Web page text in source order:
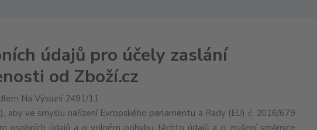
údajů pro účely zaslání
od Zboží.cz
Na Výsluní 2491/11
), aby ve smyslu nařízení Evropského parlamentu a Rady (EU) č. 2016/679
osobních údajů a o volném pohybu těchto údajů a o zrušení směrnice